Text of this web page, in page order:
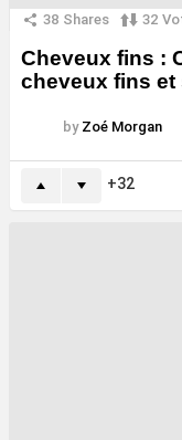
38 Shares 32
Cheveux fins :
cheveux fins et
by Zoé Morgan
32